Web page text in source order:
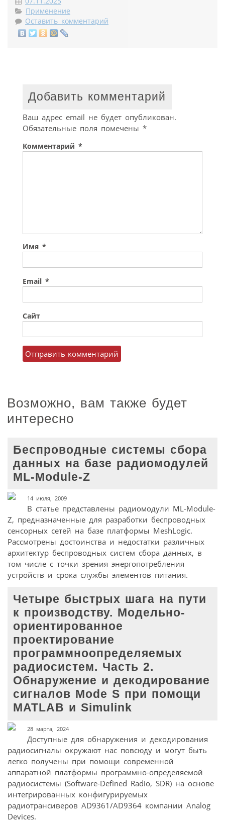
Применение
Оставить комментарий
Добавить комментарий
Ваш адрес email не будет опубликован.
Обязательные поля помечены *
Комментарий *
Имя *
Email *
Сайт
Возможно, вам также будет
интересно
Беспроводные системы сбора
данных на базе радиомодулей
ML-Module-Z
14 июля, 2009
В статье представлены радиомодули ML-Module-
Z, предназначенные для разработки беспроводных
сенсорных сетей на базе платформы MeshLogic.
Рассмотрены достоинства и недостатки различных
архитектур беспроводных систем сбора данных, в
том числе с точки зрения энергопотребления
устройств и срока службы элементов питания.
Четыре быстрых шага на пути
к производству. Модельно-
ориентированное
проектирование
программноопределяемых
радиосистем. Часть 2.
Обнаружение и декодирование
сигналов Mode S при помощи
MATLAB и Simulink
28 марта, 2024
Доступные для обнаружения и декодирования
радиосигналы окружают нас повсюду и могут быть
легко получены при помощи современной
аппаратной платформы программно-определяемой
радиосистемы (Software-Defined Radio, SDR) на основе
интегрированных конфигурируемых
радиотрансиверов AD9361/AD9364 компании Analog
Devices.